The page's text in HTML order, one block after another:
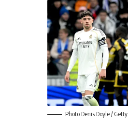
Photo Denis Doyle / Getty